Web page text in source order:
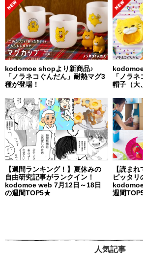
kodomoe shopより新商品♪
「ノラネコぐんだん」耐熱マグ3
種が登場！
「ノラ
帽子（大
【週間ランキング！】夏休みの
自由研究記事がランクイン！
kodomoe web 7月12日～18日
の週間TOP5★
【読ま
ピッタリ
週間
人気記事